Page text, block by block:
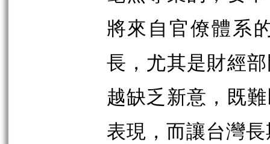
將來自官僚體系
長，尤其是財經
越缺乏新意，既
表現，而讓台灣